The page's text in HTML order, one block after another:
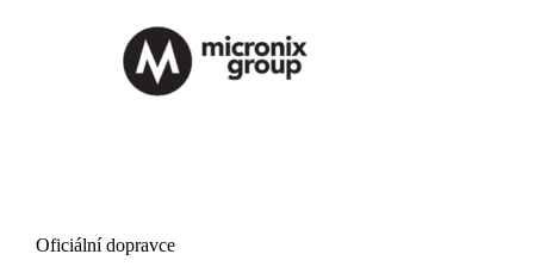
Oficiální dopravce